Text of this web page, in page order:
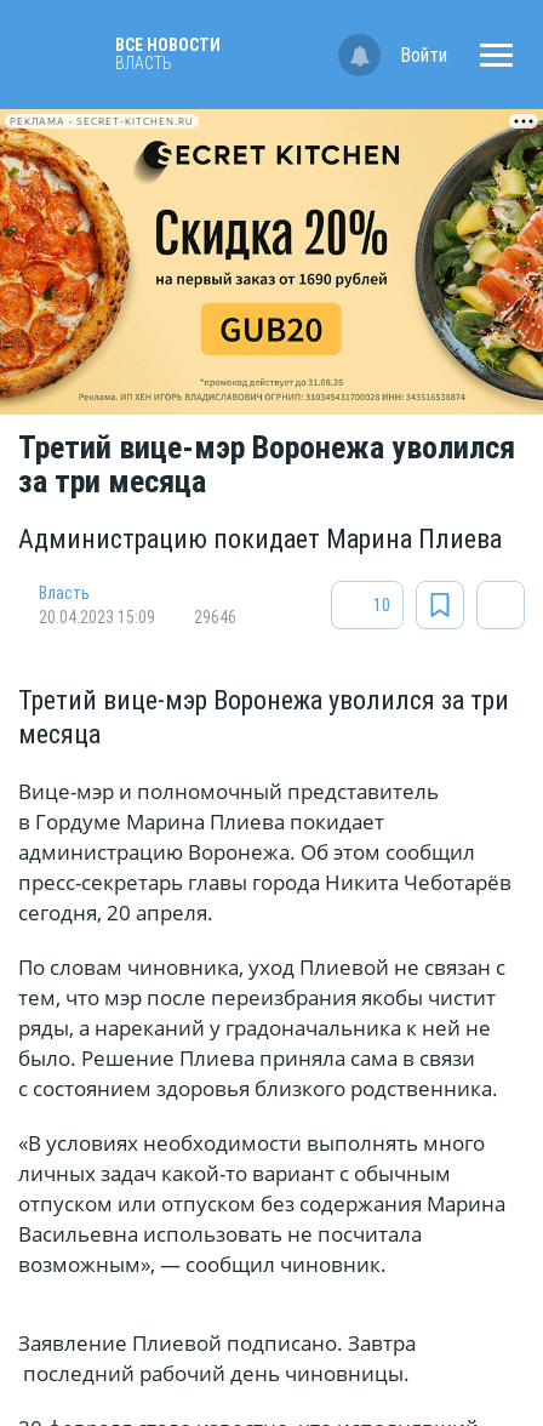
ВСЕ НОВОСТИ
ВЛАСТЬ
Войти
РЕКЛАМА • SECRET-KITCHEN.RU
Третий вице-мэр Воронежа уволился
за три месяца
Администрацию покидает Марина Плиева
Власть
20.04.2023 15:09
29646
10
Третий вице-мэр Воронежа уволился за три
месяца
Вице-мэр и полномочный представитель
в Гордуме Марина Плиева покидает
администрацию Воронежа. Об этом сообщил
пресс-секретарь главы города Никита Чеботарёв
сегодня, 20 апреля.
По словам чиновника, уход Плиевой не связан с
тем, что мэр после переизбрания якобы чистит
ряды, а нареканий у градоначальника к ней не
было. Решение Плиева приняла сама в связи
с состоянием здоровья близкого родственника.
«В условиях необходимости выполнять много
личных задач какой-то вариант с обычным
отпуском или отпуском без содержания Марина
Васильевна использовать не посчитала
возможным», — сообщил чиновник.
Заявление Плиевой подписано. Завтра
последний рабочий день чиновницы.